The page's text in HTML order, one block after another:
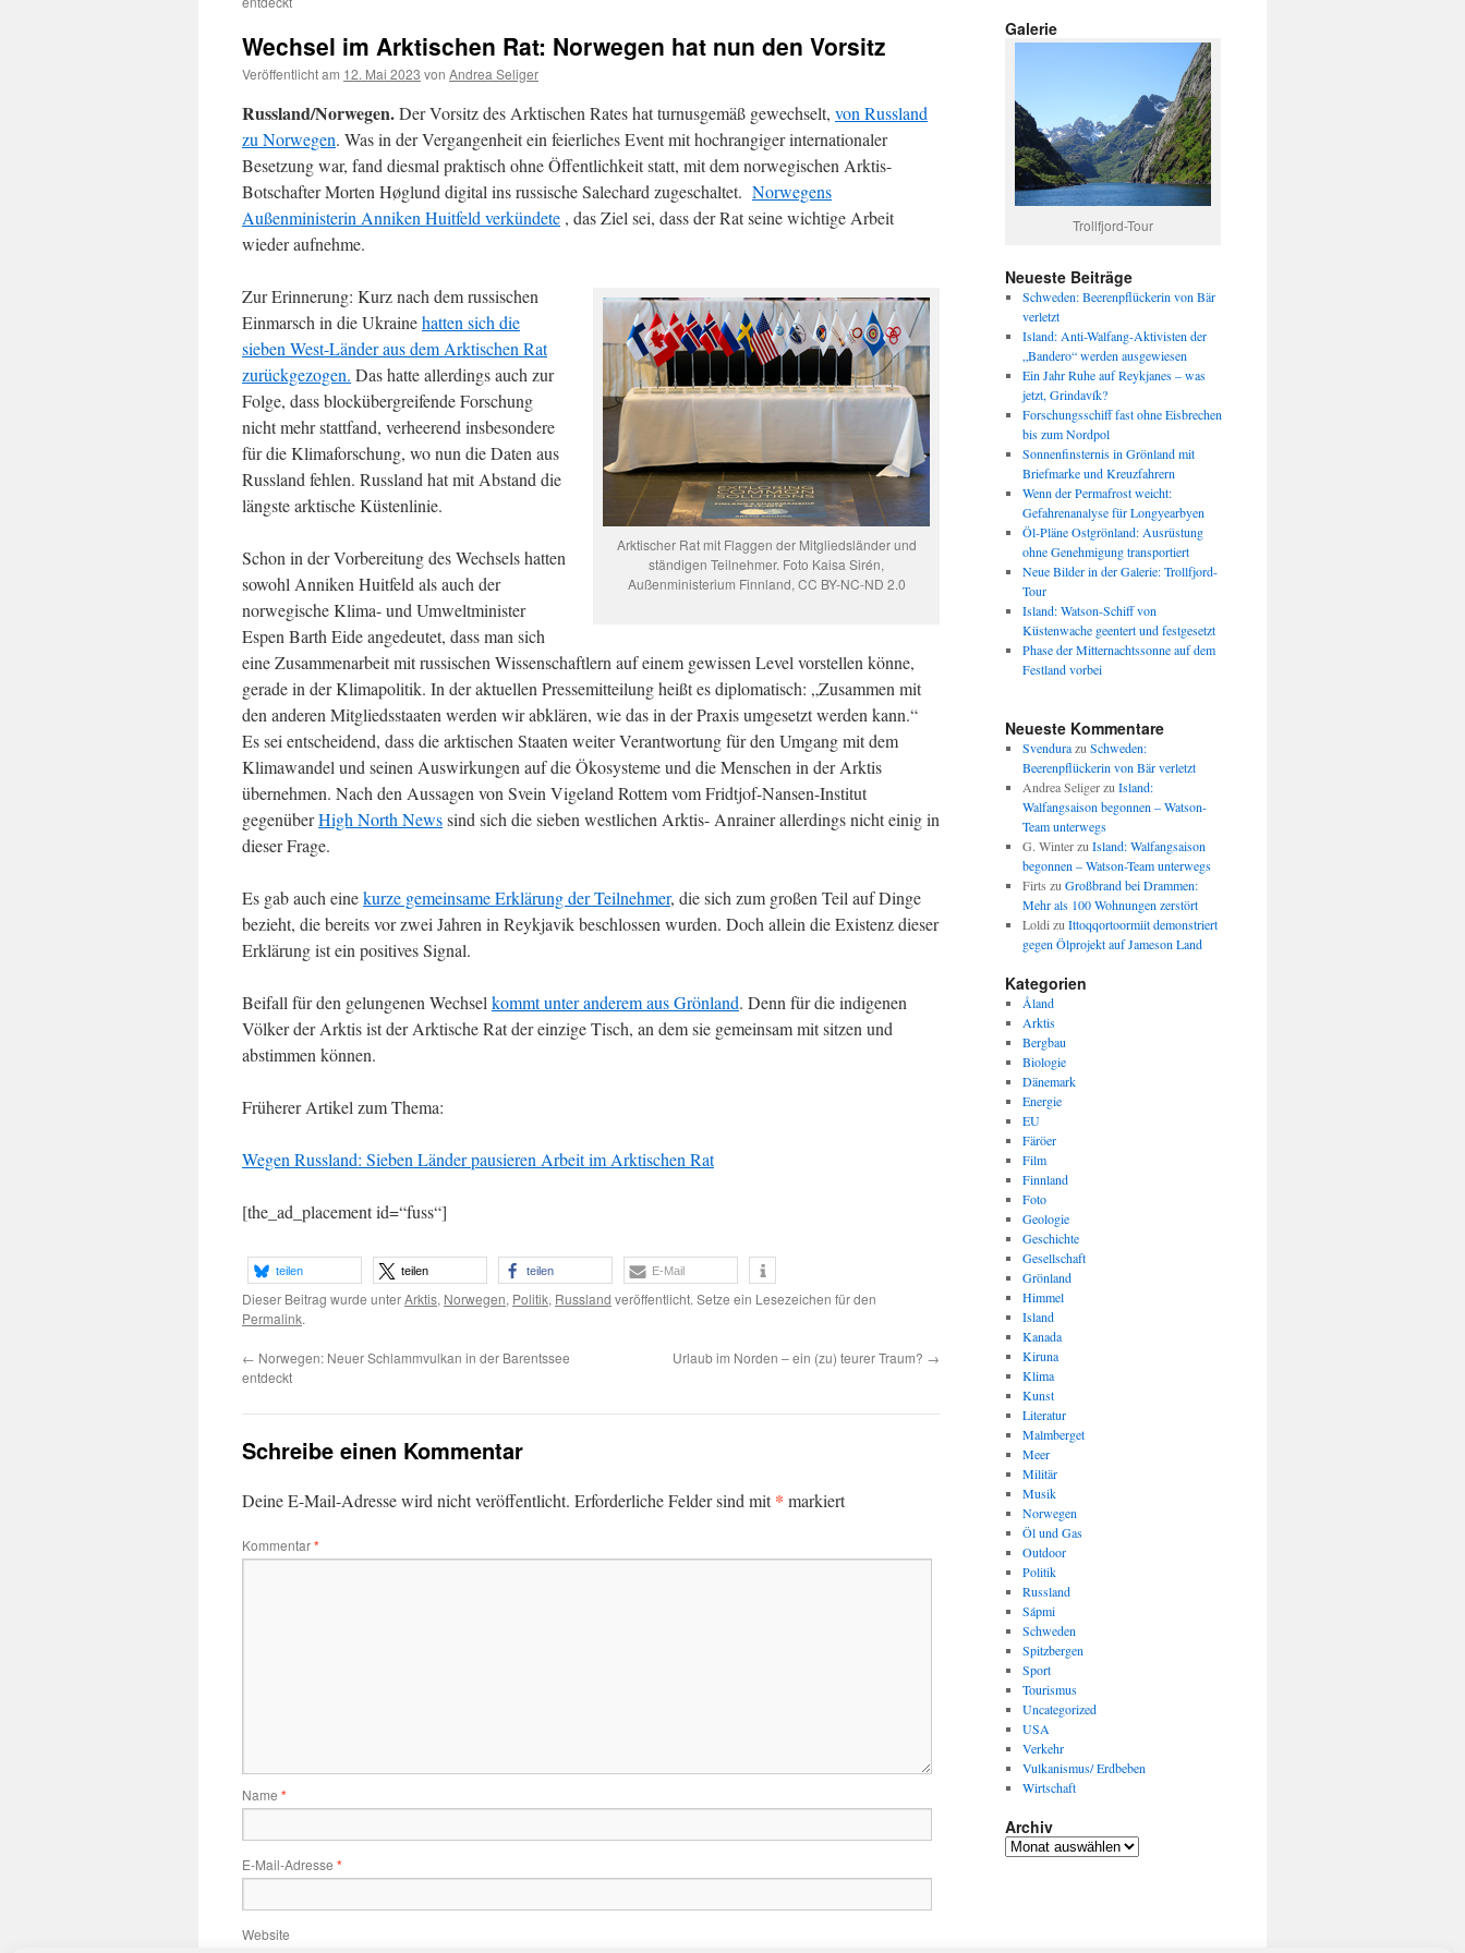
Wechsel im Arktischen Rat: Norwegen hat nun den Vorsitz
Veröffentlicht am 12. Mai 2023 von Andrea Seliger
Russland/Norwegen.Der Vorsitz des Arktischen Rates hat turnusgemäß gewechselt, von Russland
zu Norwegen. Was in der Vergangenheit ein feierliches Event mit hochrangiger internationaler
Besetzung war, fand diesmal praktisch ohne Öffentlichkeit statt, mit dem norwegischen Arktis-
Botschafter Morten Høglund digital ins russische Salechard zugeschaltet. Norwegens
Außenministerin Anniken Huitfeld verkündete , das Ziel sei, dass der Rat seine wichtige Arbeit
wieder aufnehme.
Arktischer Rat mit Flaggen der Mitgliedsländer und
ständigen Teilnehmer. Foto Kaisa Sirén,
Außenministerium Finnland, CC BY-NC-ND 2.0
Zur Erinnerung: Kurz nach dem russischen
Einmarsch in die Ukrainehatten sich die
sieben West-Länder aus dem Arktischen Rat
zurückgezogen. Das hatte allerdings auch zur
Folge, dass blockübergreifende Forschung
nicht mehr stattfand, verheerend insbesondere
für die Klimaforschung, wo nun die Daten aus
Russland fehlen. Russland hat mit Abstand die
längste arktische Küstenlinie.
Schon in der Vorbereitung des Wechsels hatten
sowohl Anniken Huitfeld als auch der
norwegische Klima- und Umweltminister
Espen Barth Eide angedeutet, dass man sich
eine Zusammenarbeit mit russischen Wissenschaftlern auf einem gewissen Level vorstellen könne,
gerade in der Klimapolitik. In der aktuellen Pressemitteilung heißt es diplomatisch: „Zusammen mit
den anderen Mitgliedsstaaten werden wir abklären, wie das in der Praxis umgesetzt werden kann.“
Es sei entscheidend, dass die arktischen Staaten weiter Verantwortung für den Umgang mit dem
Klimawandel und seinen Auswirkungen auf die Ökosysteme und die Menschen in der Arktis
übernehmen. Nach den Aussagen von Svein Vigeland Rottem vom Fridtjof-Nansen-Institut
gegenüberHigh North Newssind sich die sieben westlichen Arktis- Anrainer allerdings nicht einig in
dieser Frage.
Es gab auch einekurze gemeinsame Erklärung der Teilnehmer, die sich zum großen Teil auf Dinge
bezieht, die bereits vor zwei Jahren in Reykjavik beschlossen wurden. Doch allein die Existenz dieser
Erklärung ist ein positives Signal.
Beifall für den gelungenen Wechsel kommt unter anderem aus Grönland. Denn für die indigenen
Völker der Arktis ist der Arktische Rat der einzige Tisch, an dem sie gemeinsam mit sitzen und
abstimmen können.
Früherer Artikel zum Thema:
Wegen Russland: Sieben Länder pausieren Arbeit im Arktischen Rat
[the_ad_placement id=“fuss“]
teilen teilen teilen E-Mail
Dieser Beitrag wurde unterArktis, Norwegen, Politik, Russland veröffentlicht. Setze ein Lesezeichen für den
Permalink.
← Norwegen: Neuer Schlammvulkan in der Barentssee
entdeckt
Urlaub im Norden – ein (zu) teurer Traum? →
Schreibe einen Kommentar
Deine E-Mail-Adresse wird nicht veröffentlicht. Erforderliche Felder sind mit* markiert
Kommentar*
Name *
E-Mail-Adresse *
Website
Galerie
Trollfjord-Tour
Neueste Beiträge
Schweden: Beerenpflückerin von Bär
verletzt
Island: Anti-Walfang-Aktivisten der
„Bandero“ werden ausgewiesen
Ein Jahr Ruhe auf Reykjanes – was
jetzt, Grindavík?
Forschungsschiff fast ohne Eisbrechen
bis zum Nordpol
Sonnenfinsternis in Grönland mit
Briefmarke und Kreuzfahrern
Wenn der Permafrost weicht:
Gefahrenanalyse für Longyearbyen
Öl-Pläne Ostgrönland: Ausrüstung
ohne Genehmigung transportiert
Neue Bilder in der Galerie: Trollfjord-
Tour
Island: Watson-Schiff von
Küstenwache geentert und festgesetzt
Phase der Mitternachtssonne auf dem
Festland vorbei
Neueste Kommentare
Svendurazu Schweden:
Beerenpflückerin von Bär verletzt
Andrea Seligerzu Island:
Walfangsaison begonnen – Watson-
Team unterwegs
G. Winterzu Island: Walfangsaison
begonnen – Watson-Team unterwegs
Firts zu Großbrand bei Drammen:
Mehr als 100 Wohnungen zerstört
Loldi zu Ittoqqortoormiit demonstriert
gegen Ölprojekt auf Jameson Land
Kategorien
Åland
Arktis
Bergbau
Biologie
Dänemark
Energie
EU
Färöer
Film
Finnland
Foto
Geologie
Geschichte
Gesellschaft
Grönland
Himmel
Island
Kanada
Kiruna
Klima
Kunst
Literatur
Malmberget
Meer
Militär
Musik
Norwegen
Öl und Gas
Outdoor
Politik
Russland
Sápmi
Schweden
Spitzbergen
Sport
Tourismus
Uncategorized
USA
Verkehr
Vulkanismus/ Erdbeben
Wirtschaft
Archiv
Archiv